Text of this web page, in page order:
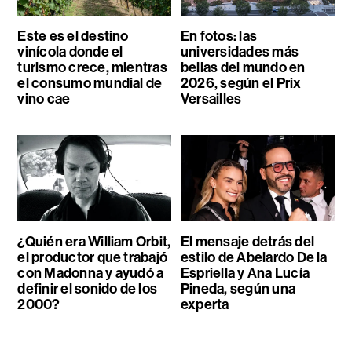
Este es el destino
vinícola donde el
turismo crece, mientras
el consumo mundial de
vino cae
En fotos: las
universidades más
bellas del mundo en
2026, según el Prix
Versailles
¿Quién era William Orbit,
el productor que trabajó
con Madonna y ayudó a
definir el sonido de los
2000?
El mensaje detrás del
estilo de Abelardo De la
Espriella y Ana Lucía
Pineda, según una
experta